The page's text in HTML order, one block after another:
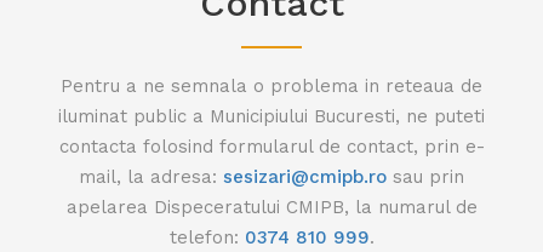
Pentru a ne semnala o problema in reteaua de
iluminat public a Municipiului Bucuresti, ne puteti
contacta folosind formularul de contact, prin e-
mail, la adresa: sesizari@cmipb.ro sau prin
apelarea Dispeceratului CMIPB, la numarul de
telefon: 0374 810 999.